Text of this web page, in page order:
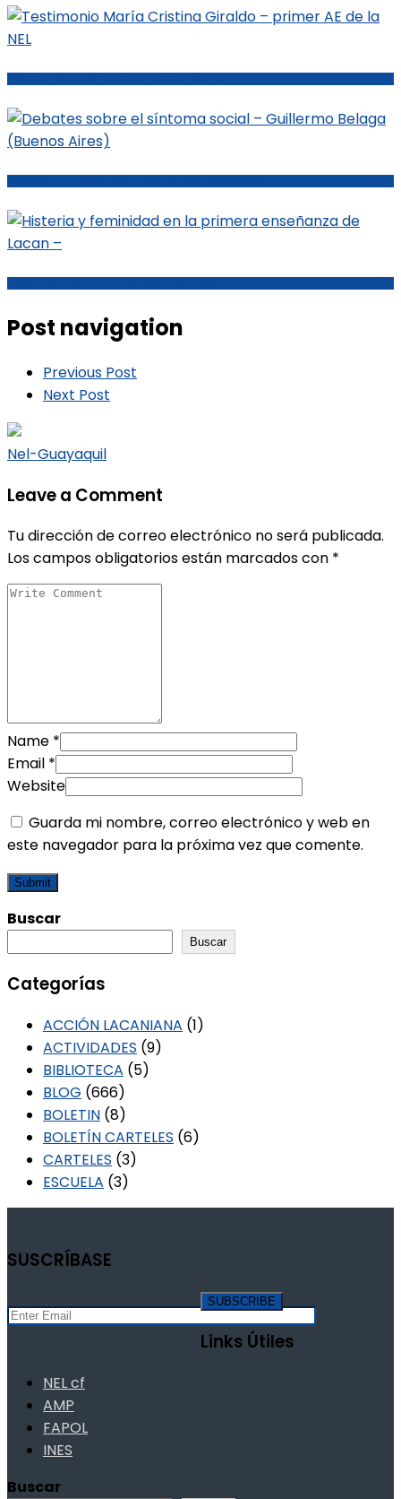
Post navigation
Previous Post
Next Post
Nel-Guayaquil
Leave a Comment
Tu dirección de correo electrónico no será publicada.
Los campos obligatorios están marcados con *
Name *
Email *
Website
Guarda mi nombre, correo electrónico y web en
este navegador para la próxima vez que comente.
Buscar
Buscar
Categorías
ACCIÓN LACANIANA (1)
ACTIVIDADES (9)
BIBLIOTECA (5)
BLOG (666)
BOLETIN (8)
BOLETÍN CARTELES (6)
CARTELES (3)
ESCUELA (3)
SUSCRÍBASE
Links Útiles
NEL cf
AMP
FAPOL
INES
Buscar